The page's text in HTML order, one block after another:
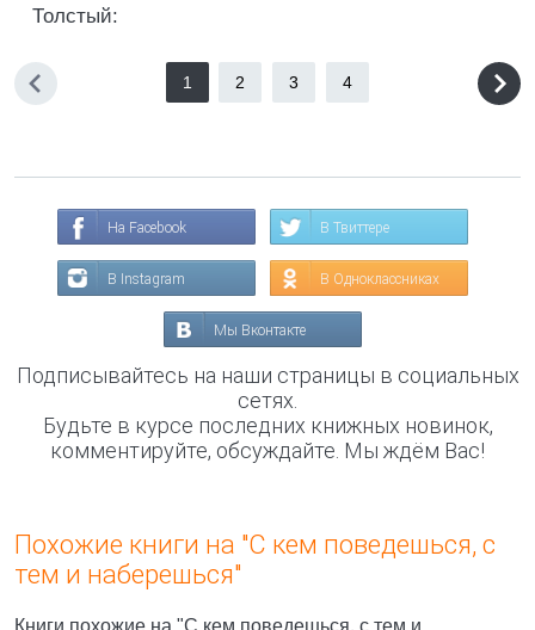
Толстый:
1 2 3 4
На Facebook В Твиттере
В Instagram В Одноклассниках
Мы Вконтакте
Подписывайтесь на наши страницы в социальных
сетях.
Будьте в курсе последних книжных новинок,
комментируйте, обсуждайте. Мы ждём Вас!
Похожие книги на "С кем поведешься, с
тем и наберешься"
Книги похожие на "С кем поведешься, с тем и